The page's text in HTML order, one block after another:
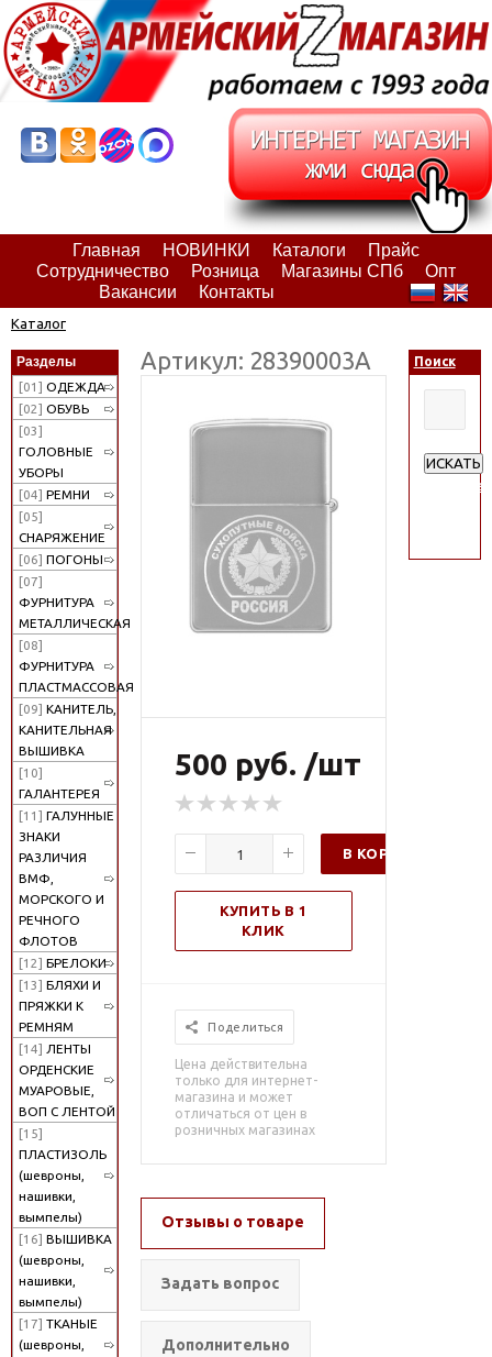
Главная НОВИНКИ Каталоги
Прайс
Сотрудничество
Розница Магазины СПб
Опт
Вакансии
Контакты
Каталог
Разделы
[01] ОДЕЖДА
[02] ОБУВЬ
[03]
ГОЛОВНЫЕ
УБОРЫ
[04] РЕМНИ
[05]
СНАРЯЖЕНИЕ
[06] ПОГОНЫ
[07]
ФУРНИТУРА
МЕТАЛЛИЧЕСКАЯ
[08]
ФУРНИТУРА
ПЛАСТМАССОВАЯ
[09] КАНИТЕЛЬ,
КАНИТЕЛЬНАЯ
ВЫШИВКА
[10]
ГАЛАНТЕРЕЯ
[11] ГАЛУННЫЕ
ЗНАКИ
РАЗЛИЧИЯ
ВМФ,
МОРСКОГО И
РЕЧНОГО
ФЛОТОВ
[12] БРЕЛОКИ
[13] БЛЯХИ И
ПРЯЖКИ К
РЕМНЯМ
[14] ЛЕНТЫ
ОРДЕНСКИЕ
МУАРОВЫЕ,
ВОП С ЛЕНТОЙ
[15]
ПЛАСТИЗОЛЬ
(шевроны,
нашивки,
вымпелы)
[16] ВЫШИВКА
(шевроны,
нашивки,
вымпелы)
[17] ТКАНЫЕ
(шевроны,
Артикул: 28390003А
500 руб. /шт
В КОРЗИНУ
КУПИТЬ В 1
КЛИК
Поделиться
Цена действительна
только для интернет-
магазина и может
отличаться от цен в
розничных магазинах
Отзывы о товаре
Задать вопрос
Дополнительно
Поиск
ИСКАТЬ